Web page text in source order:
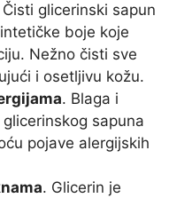
Čisti glicerinski sapun
boje koje
Nežno čisti sve
i osetljivu kožu.
. Blaga i
sapuna
pojave alergijskih
. Glicerin je